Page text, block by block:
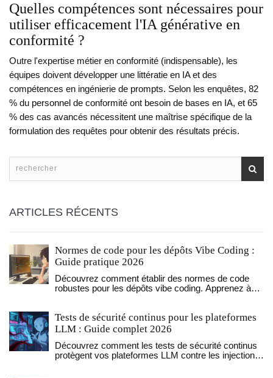
Quelles compétences sont nécessaires pour
utiliser efficacement l'IA générative en
conformité ?
Outre l'expertise métier en conformité (indispensable), les
équipes doivent développer une littératie en IA et des
compétences en ingénierie de prompts. Selon les enquêtes, 82
% du personnel de conformité ont besoin de bases en IA, et 65
% des cas avancés nécessitent une maîtrise spécifique de la
formulation des requêtes pour obtenir des résultats précis.
ARTICLES RÉCENTS
Normes de code pour les dépôts Vibe Coding :
Guide pratique 2026
Découvrez comment établir des normes de code
robustes pour les dépôts vibe coding. Apprenez à
Tests de sécurité continus pour les plateformes
LLM : Guide complet 2026
Découvrez comment les tests de sécurité continus
protègent vos plateformes LLM contre les injections